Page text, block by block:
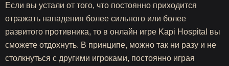
Если вы устали от того, что постоянно приходится
отражать нападения более сильного или более
развитого противника, то в онлайн игре Kapi Hospital вы
сможете отдохнуть. В принципе, можно так ни разу и не
столкнуться с другими игроками, постоянно играя